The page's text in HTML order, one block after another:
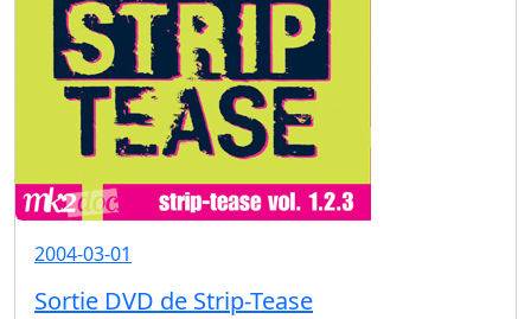
2004-03-01
Sortie DVD de Strip-Tease